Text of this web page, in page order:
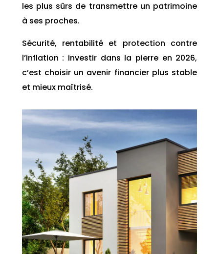
les plus sûrs de transmettre un patrimoine
à ses proches.
Sécurité, rentabilité et protection contre
l’inflation : investir dans la pierre en 2026,
c’est choisir un avenir financier plus stable
et mieux maîtrisé.